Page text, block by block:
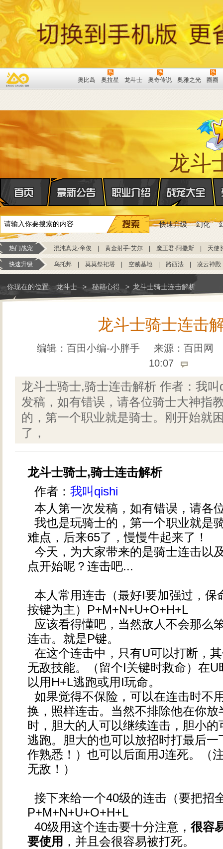
奥比岛 奥拉星 龙斗士 奥奇传说 奥雅之光 圈圈
龙斗
快速升级 幻化
热门战宠 混沌真龙·帝俊 黄金射手·艾尔 魔王君·阿撒斯 天使
快速升级 乌托邦 莫莫祭祀塔 空贼基地 路西法 凌云神殿
你现在的位置: 龙斗士 > 秘籍心得 > 龙斗士骑士连击解析
龙斗士骑士连击
编辑：百田小编-小胖手 来源：百田网
10:07
龙斗士骑士,骑士连击解析 作者：我
发稿，如有错误，请各位骑士大神指
的，第一个职业就是骑士。刚开始就
了，
龙斗士骑士,骑士连击解析
作者： 我叫qishi
本人第一次发稿，如有错误，请各
我也是玩骑士的，第一个职业就是
难点，后来65了，慢慢牛起来了！
今天，为大家带来的是骑士连击以
点开始呢？连击吧...
本人常用连击（最好I要加强过，保
按键为主）P+M+N+U+O+H+L
应该看得懂吧，当然敌人不会那么
连击。就是P键。
在这个连击中，只有U可以打断，
无敌技能。（留个I关键时救命）在U
以用H+L逃跑或用I玩命。
如果觉得不保险，可以在连击时不
换，照样连击。当然不排除他在你放
时，胆大的人可以继续连击，胆小的
逃跑。胆大的也可以放招时打最后一
作熟悉！）也可以后面用J连死。（
无敌！）
接下来给一个40级的连击（要把招
P+M+N+U+O+H+L
40级用这个连击要十分注意， 很容
要使用 ，并且会很容易被打死。